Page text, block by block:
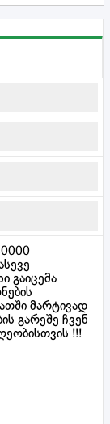
გაიცემა
მარტივად
გარეშე ჩვენ
!!!